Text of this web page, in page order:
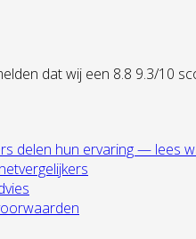
dat wij een 8.8 9.3/10
delen hun ervaring — lees